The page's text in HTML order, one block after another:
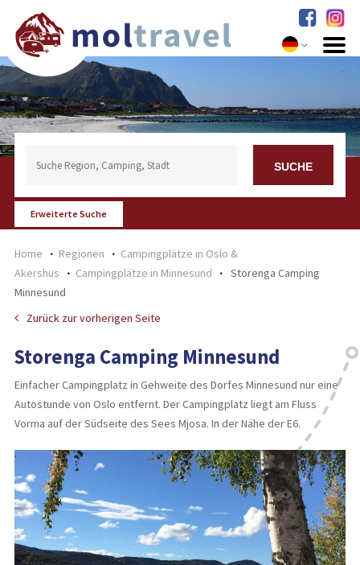
Erweiterte Suche
Home Regionen
Campingplätze in Oslo &
Akershus
Campingplätze in Minnesund
Storenga Camping
Minnesund
Zurück zur vorherigen Seite
Storenga Camping Minnesund
Einfacher Campingplatz in Gehweite des Dorfes Minnesund nur eine
Autostunde von Oslo entfernt. Der Campingplatz liegt am Fluss
Vorma auf der Südseite des Sees Mjosa. In der Nähe der E6.